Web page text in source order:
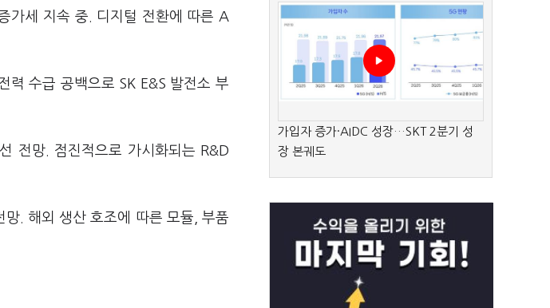
가세 지속 중. 디지털 전환에 따른 A
력 수급 공백으로 SK E&S 발전소 부
전망. 점진적으로 가시화되는 R&D
. 해외 생산 호조에 따른 모듈, 부품
가입자 증가·AIDC 성장…SKT 2분기 성
장 본궤도